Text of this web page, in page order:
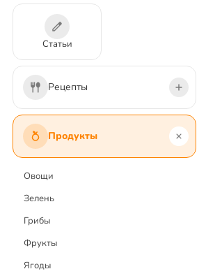
Статьи
Рецепты
Первые блюда
Вторые блюда
Салаты
Напитки и коктейли
Соусы и заправки
Закуски
Десерты и сладости
Продукты
Овощи
Зелень
Грибы
Фрукты
Ягоды